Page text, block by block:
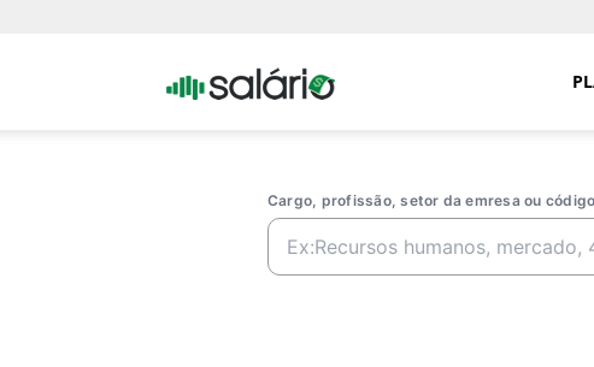
Portal
Cargo, profissão, setor da emresa ou